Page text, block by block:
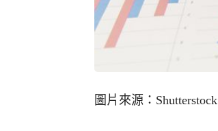
圖片來源：Shutterstock